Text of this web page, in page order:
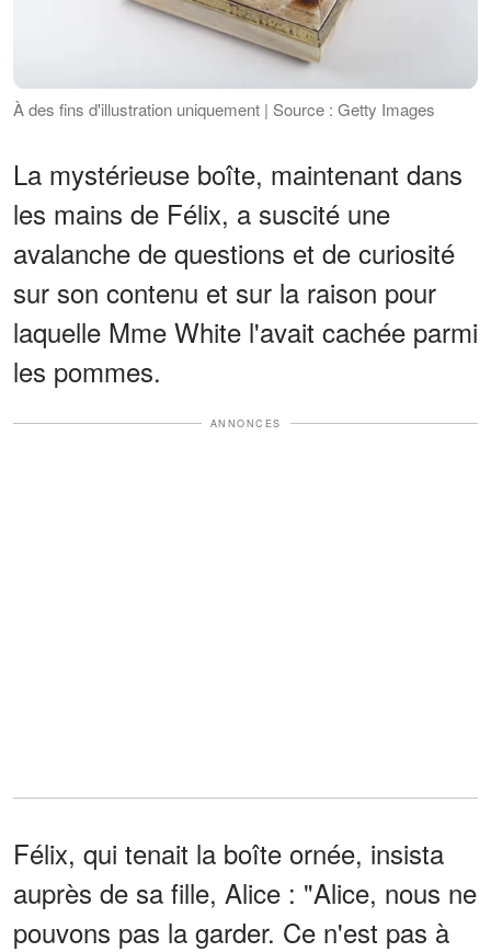
À des fins d'illustration uniquement | Source : Getty Images
La mystérieuse boîte, maintenant dans
les mains de Félix, a suscité une
avalanche de questions et de curiosité
sur son contenu et sur la raison pour
laquelle Mme White l'avait cachée parmi
les pommes.
ANNONCES
Félix, qui tenait la boîte ornée, insista
auprès de sa fille, Alice : "Alice, nous ne
pouvons pas la garder. Ce n'est pas à